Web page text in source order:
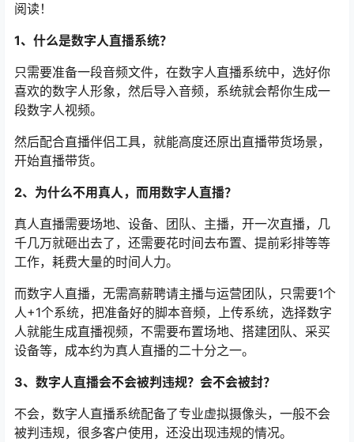
阅读！
1、什么是数字人直播系统？
只需要准备一段音频文件，在数字人直播系统中，选好你
喜欢的数字人形象，然后导入音频，系统就会帮你生成一
段数字人视频。
然后配合直播伴侣工具，就能高度还原出直播带货场景，
开始直播带货。
2、为什么不用真人，而用数字人直播？
真人直播需要场地、设备、团队、主播，开一次直播，几
千几万就砸出去了，还需要花时间去布置、提前彩排等等
工作，耗费大量的时间人力。
而数字人直播，无需高薪聘请主播与运营团队，只需要1个
人+1个系统，把准备好的脚本音频，上传系统，选择数字
人就能生成直播视频，不需要布置场地、搭建团队、采买
设备等，成本约为真人直播的二十分之一。
3、数字人直播会不会被判违规？会不会被封？
不会，数字人直播系统配备了专业虚拟摄像头，一般不会
被判违规，很多客户使用，还没出现违规的情况。